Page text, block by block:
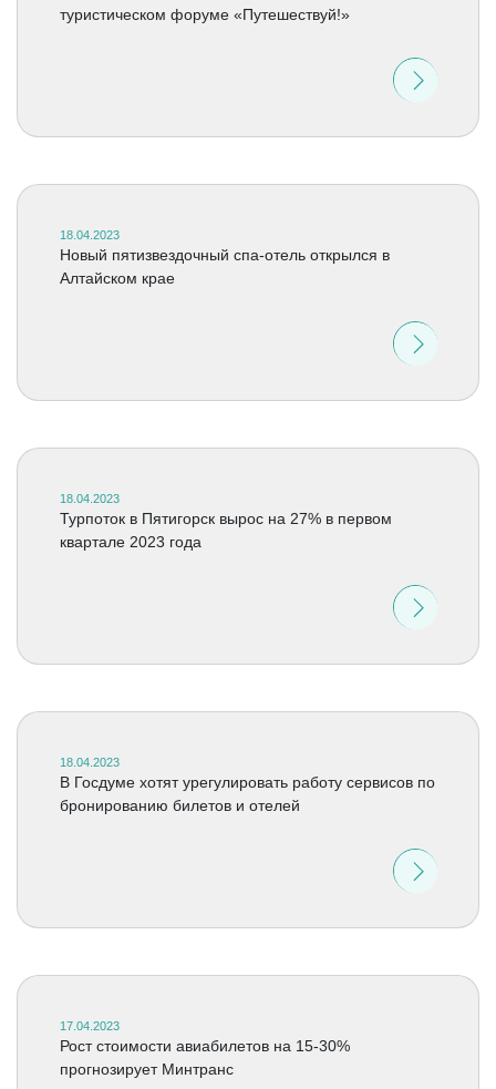
туристическом форуме «Путешествуй!»
18.04.2023
Новый пятизвездочный спа-отель открылся в
Алтайском крае
18.04.2023
Турпоток в Пятигорск вырос на 27% в первом
квартале 2023 года
18.04.2023
В Госдуме хотят урегулировать работу сервисов по
бронированию билетов и отелей
17.04.2023
Рост стоимости авиабилетов на 15-30%
прогнозирует Минтранс